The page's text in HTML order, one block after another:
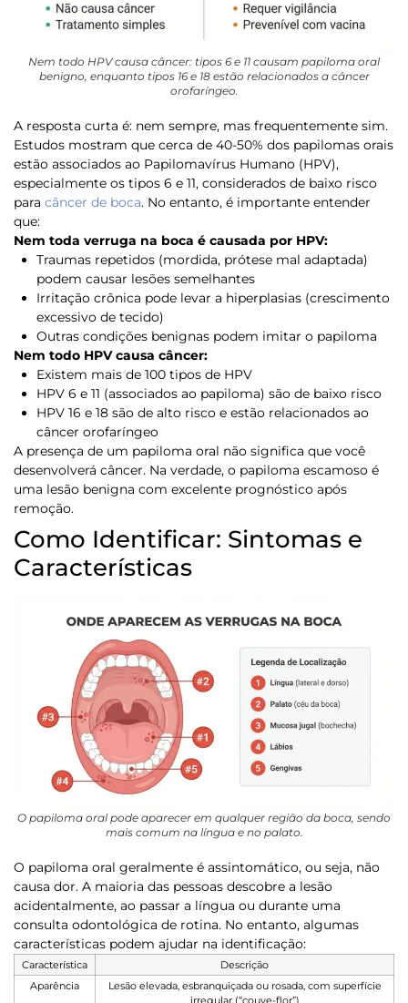
Nem todo HPV causa câncer: tipos 6 e 11 causam papiloma oral
benigno, enquanto tipos 16 e 18 estão relacionados a câncer
orofaríngeo.
A resposta curta é: nem sempre, mas frequentemente sim.
Estudos mostram que cerca de 40-50% dos papilomas orais
estão associados ao Papilomavírus Humano (HPV),
especialmente os tipos 6 e 11, considerados de baixo risco
para câncer de boca. No entanto, é importante entender
que:
Nem toda verruga na boca é causada por HPV:
Traumas repetidos (mordida, prótese mal adaptada)
podem causar lesões semelhantes
Irritação crônica pode levar a hiperplasias (crescimento
excessivo de tecido)
Outras condições benignas podem imitar o papiloma
Nem todo HPV causa câncer:
Existem mais de 100 tipos de HPV
HPV 6 e 11 (associados ao papiloma) são de baixo risco
HPV 16 e 18 são de alto risco e estão relacionados ao
câncer orofaríngeo
A presença de um papiloma oral não significa que você
desenvolverá câncer. Na verdade, o papiloma escamoso é
uma lesão benigna com excelente prognóstico após
remoção.
Como Identificar: Sintomas e
Características
O papiloma oral pode aparecer em qualquer região da boca, sendo
mais comum na língua e no palato.
O papiloma oral geralmente é assintomático, ou seja, não
causa dor. A maioria das pessoas descobre a lesão
acidentalmente, ao passar a língua ou durante uma
consulta odontológica de rotina. No entanto, algumas
características podem ajudar na identificação:
Característica
Descrição
Aparência
Lesão elevada, esbranquiçada ou rosada, com superfície